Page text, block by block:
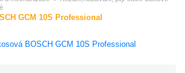
GCM 10S Professional